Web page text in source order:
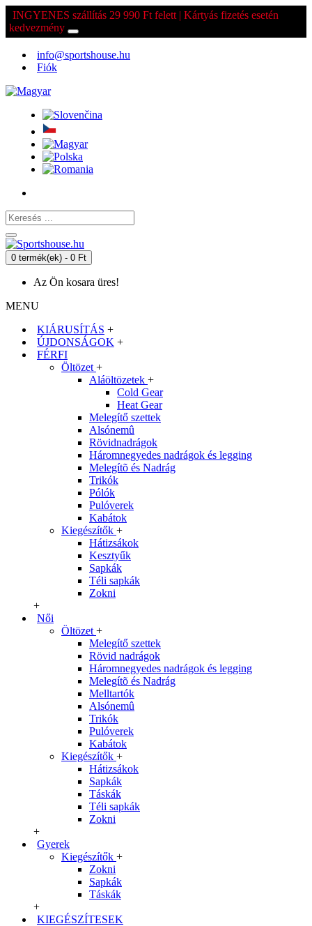
INGYENES szállítás 29 990 Ft felett | Kártyás fizetés esetén
kedvezmény
info@sportshouse.hu
Fiók
0 termék(ek) - 0 Ft
Az Ön kosara üres!
MENU
KIÁRUSÍTÁS +
ÚJDONSÁGOK +
FÉRFI
Öltözet +
Aláöltözetek +
Cold Gear
Heat Gear
Melegítő szettek
Alsónemû
Rövidnadrágok
Háromnegyedes nadrágok és legging
Melegítõ és Nadrág
Trikók
Pólók
Pulóverek
Kabátok
Kiegészítők +
Hátizsákok
Kesztyűk
Sapkák
Téli sapkák
Zokni
+
Női
Öltözet +
Melegítő szettek
Rövid nadrágok
Háromnegyedes nadrágok és legging
Melegítõ és Nadrág
Melltartók
Alsónemû
Trikók
Pulóverek
Kabátok
Kiegészítők +
Hátizsákok
Sapkák
Táskák
Téli sapkák
Zokni
+
Gyerek
Kiegészítők +
Zokni
Sapkák
Táskák
+
KIEGÉSZÍTESEK